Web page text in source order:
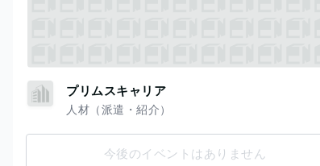
プリムスキャリア
人材（派遣・紹介）
今後のイベントはありません